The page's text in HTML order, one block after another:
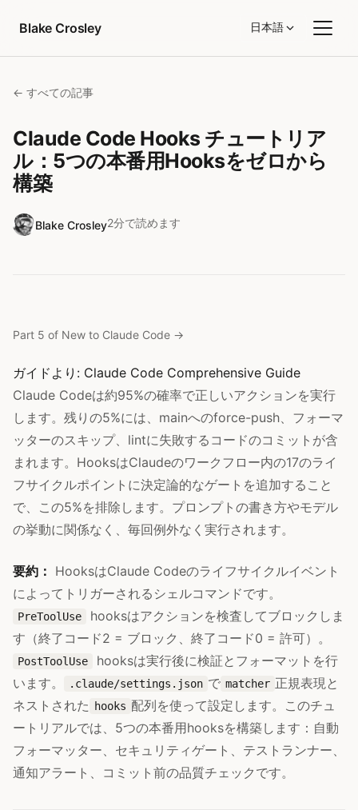
Blake Crosley
日本語
← すべての記事
Claude Code Hooks チュートリア
ル：5つの本番用Hooksをゼロから
構築
Blake Crosley2分で読めます
Part 5 of New to Claude Code →
ガイドより: Claude Code Comprehensive Guide
Claude Codeは約95%の確率で正しいアクションを実行
します。残りの5%には、mainへのforce-push、フォーマ
ッターのスキップ、lintに失敗するコードのコミットが含
まれます。HooksはClaudeのワークフロー内の17のライ
フサイクルポイントに決定論的なゲートを追加すること
で、この5%を排除します。プロンプトの書き方やモデル
の挙動に関係なく、毎回例外なく実行されます。
要約： HooksはClaude Codeのライフサイクルイベント
によってトリガーされるシェルコマンドです。
PreToolUse
hooksはアクションを検査してブロックしま
す（終了コード2 = ブロック、終了コード0 = 許可）。
PostToolUse
hooksは実行後に検証とフォーマットを行
います。
.claude/settings.json で matcher 正規表現と
ネストされた
hooks 配列を使って設定します。このチュ
ートリアルでは、5つの本番用hooksを構築します：自動
フォーマッター、セキュリティゲート、テストランナー、
通知アラート、コミット前の品質チェックです。